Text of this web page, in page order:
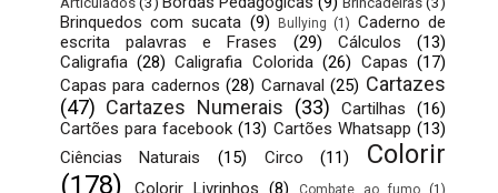
Brinquedos com sucata (9) Bullying (1) Caderno de
escrita palavras e Frases
(29) Cálculos
(13)
Caligrafia (28) Caligrafia Colorida (26) Capas (17)
Capas para cadernos (28) Carnaval (25) Cartazes
(47) Cartazes Numerais (33) Cartilhas
(16)
Cartões para facebook (13) Cartões Whatsapp (13)
Ciências Naturais
(15) Circo (11)
Colorir
(178)
Colorir Livrinhos (8) Combate ao fumo (1)